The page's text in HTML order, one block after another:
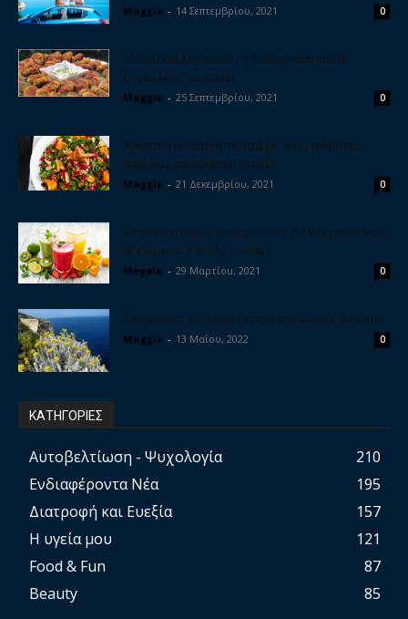
Maggie - 14 Σεπτεμβρίου, 2021 0
Μπιφτέκια λαχανικών, η θεϊκή γεύση που θα
ξετρελλάνει τα παιδιά
Maggie - 25 Σεπτεμβρίου, 2021 0
Χριστουγεννιάτικη σαλάτα με ρόδι, γραβιέρα,
καρύδια, μπαλσάμικο και μέλι
Maggie - 21 Δεκεμβρίου, 2021 0
Φτιάξε σπιτικούς ηλεκτρολύτες για να έχεις δύναμη
& ενέργεια. Εύκολη συνταγή
Megeia - 29 Μαρτίου, 2021 0
Ελίχρυσος, το ισχυρό βότανο της αιώνιας νεότητας
Maggie - 13 Μαΐου, 2022 0
ΚΑΤΗΓΟΡΙΕΣ
Αυτοβελτίωση - Ψυχολογία
210
Ενδιαφέροντα Νέα
195
Διατροφή και Ευεξία
157
Η υγεία μου
121
Food & Fun
87
Beauty
85